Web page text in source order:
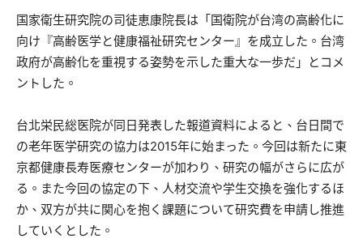
国家衛生研究院の司徒恵康院長は「国衛院が台湾の高齢化に
向け『高齢医学と健康福祉研究センター』を成立した。台湾
政府が高齢化を重視する姿勢を示した重大な一歩だ」とコメ
ントした。
台北栄民総医院が同日発表した報道資料によると、台日間で
の老年医学研究の協力は2015年に始まった。今回は新たに東
京都健康長寿医療センターが加わり、研究の幅がさらに広が
る。また今回の協定の下、人材交流や学生交換を強化するほ
か、双方が共に関心を抱く課題について研究費を申請し推進
していくとした。